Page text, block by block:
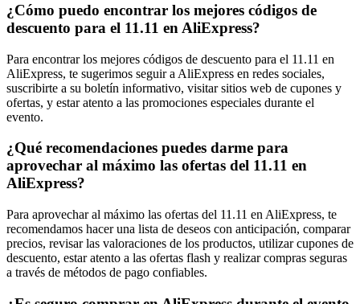
¿Cómo puedo encontrar los mejores códigos de
descuento para el 11.11 en AliExpress?
Para encontrar los mejores códigos de descuento para el 11.11 en
AliExpress, te sugerimos seguir a AliExpress en redes sociales,
suscribirte a su boletín informativo, visitar sitios web de cupones y
ofertas, y estar atento a las promociones especiales durante el
evento.
¿Qué recomendaciones puedes darme para
aprovechar al máximo las ofertas del 11.11 en
AliExpress?
Para aprovechar al máximo las ofertas del 11.11 en AliExpress, te
recomendamos hacer una lista de deseos con anticipación, comparar
precios, revisar las valoraciones de los productos, utilizar cupones de
descuento, estar atento a las ofertas flash y realizar compras seguras
a través de métodos de pago confiables.